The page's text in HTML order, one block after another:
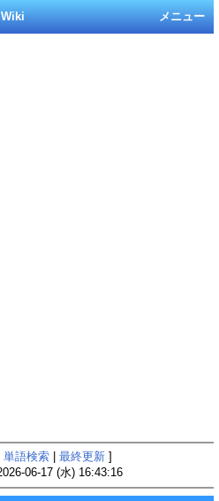
メニュー
Wiki
単語検索| 最終更新]
06-17 (水) 16:43:16